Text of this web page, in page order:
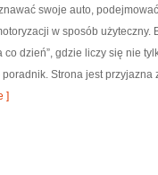
swoje auto,
w sposób użyteczny.
co dzień”, gdzie liczy się nie
Strona jest
]